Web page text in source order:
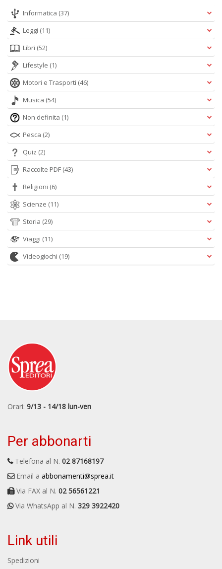
Informatica (37)
Leggi (11)
Libri (52)
Lifestyle (1)
Motori e Trasporti (46)
Musica (54)
Non definita (1)
Pesca (2)
Quiz (2)
Raccolte PDF (43)
Religioni (6)
Scienze (11)
Storia (29)
Viaggi (11)
Videogiochi (19)
Orari: 9/13 - 14/18 lun-ven
Per abbonarti
Telefona al N. 02 87168197
Email a abbonamenti@sprea.it
Via FAX al N. 02 56561221
Via WhatsApp al N. 329 3922420
Link utili
Spedizioni